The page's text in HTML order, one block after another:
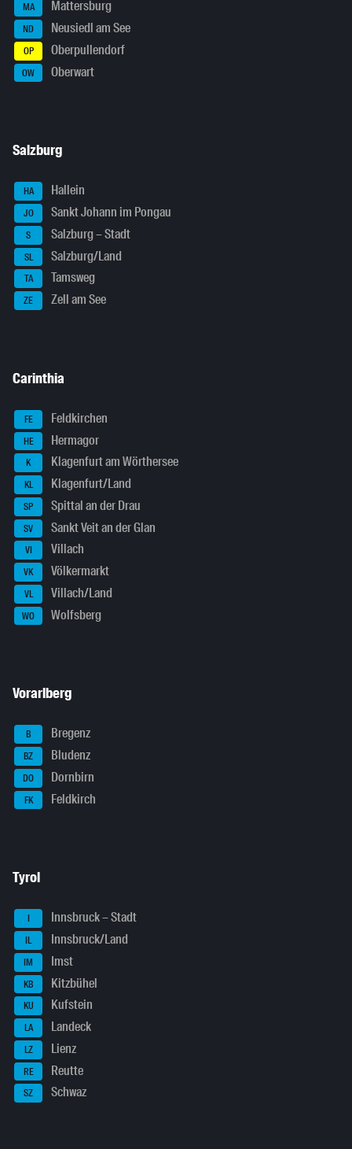
MA Mattersburg
ND Neusiedl am See
OP Oberpullendorf
OW Oberwart
Salzburg
HA Hallein
JO Sankt Johann im Pongau
S Salzburg – Stadt
SL Salzburg/Land
TA Tamsweg
ZE Zell am See
Carinthia
FE Feldkirchen
HE Hermagor
K Klagenfurt am Wörthersee
KL Klagenfurt/Land
SP Spittal an der Drau
SV Sankt Veit an der Glan
VI Villach
VK Völkermarkt
VL Villach/Land
WO Wolfsberg
Vorarlberg
B Bregenz
BZ Bludenz
DO Dornbirn
FK Feldkirch
Tyrol
I Innsbruck – Stadt
IL Innsbruck/Land
IM Imst
KB Kitzbühel
KU Kufstein
LA Landeck
LZ Lienz
RE Reutte
SZ Schwaz